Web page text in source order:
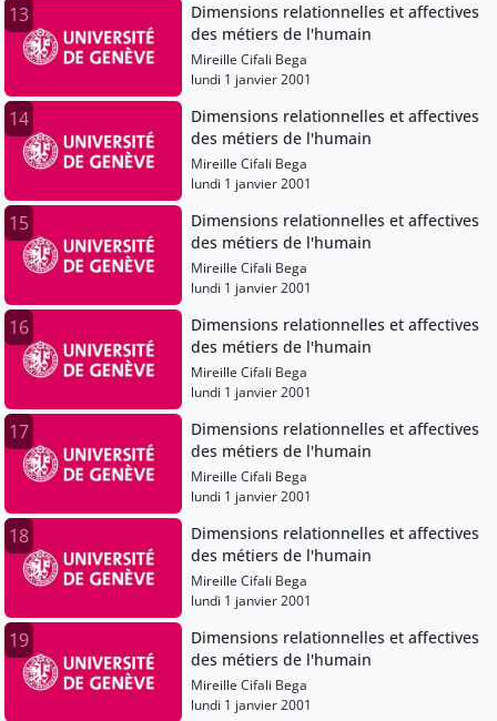
13
Dimensions relationnelles et affectives
des métiers de l'humain
Mireille Cifali Bega
lundi 1 janvier 2001
14
Dimensions relationnelles et affectives
des métiers de l'humain
Mireille Cifali Bega
lundi 1 janvier 2001
15
Dimensions relationnelles et affectives
des métiers de l'humain
Mireille Cifali Bega
lundi 1 janvier 2001
16
Dimensions relationnelles et affectives
des métiers de l'humain
Mireille Cifali Bega
lundi 1 janvier 2001
17
Dimensions relationnelles et affectives
des métiers de l'humain
Mireille Cifali Bega
lundi 1 janvier 2001
18
Dimensions relationnelles et affectives
des métiers de l'humain
Mireille Cifali Bega
lundi 1 janvier 2001
19
Dimensions relationnelles et affectives
des métiers de l'humain
Mireille Cifali Bega
lundi 1 janvier 2001